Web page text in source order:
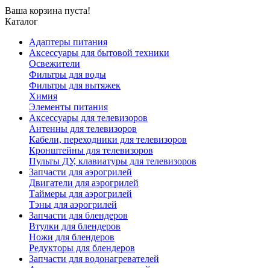
Ваша корзина пуста!
Каталог
Адаптеры питания
Аксессуары для бытовой техники
Освежители
Фильтры для воды
Фильтры для вытяжек
Химия
Элементы питания
Аксессуары для телевизоров
Антенны для телевизоров
Кабели, переходники для телевизоров
Кронштейны для телевизоров
Пульты ДУ, клавиатуры для телевизоров
Запчасти для аэрогрилей
Двигатели для аэрогрилей
Таймеры для аэрогрилей
Тэны для аэрогрилей
Запчасти для блендеров
Втулки для блендеров
Ножи для блендеров
Редукторы для блендеров
Запчасти для водонагревателей